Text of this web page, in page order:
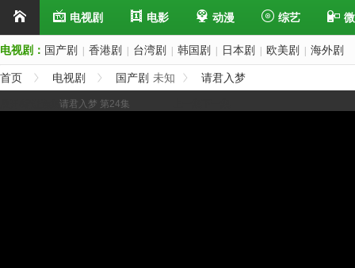
电视剧 电影 动漫 综艺
电视剧： 国产剧 香港剧 台湾剧 韩国剧 日本剧 欧美剧 海外剧
首页 电视剧 国产剧 未知 请君入梦
请君入梦 第24集